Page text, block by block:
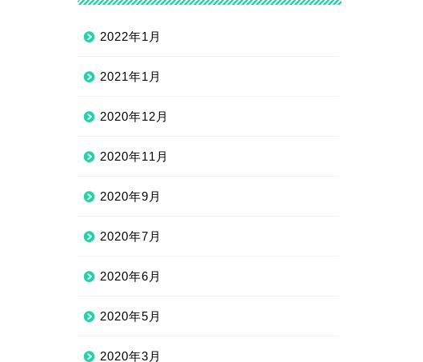
2022年1月
2021年1月
2020年12月
2020年11月
2020年9月
2020年7月
2020年6月
2020年5月
2020年3月